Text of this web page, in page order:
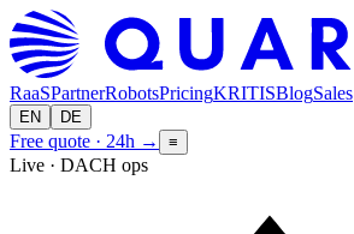
RaaSPartnerRobotsPricingKRITISBlogSales
EN DE
Free quote · 24h → ≡
Live · DACH ops